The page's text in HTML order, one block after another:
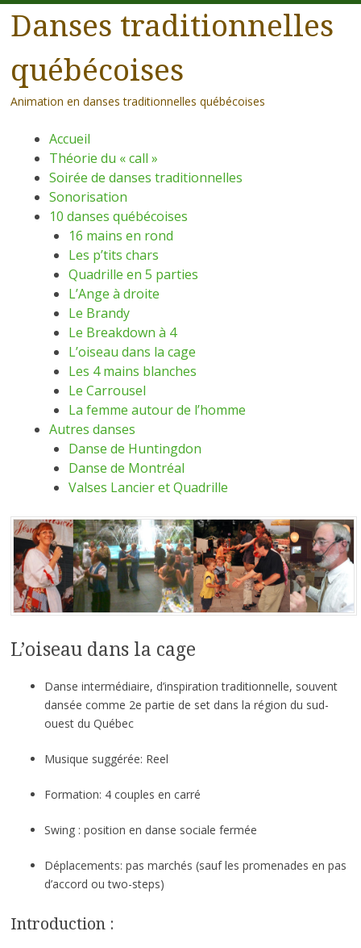
Danses traditionnelles
québécoises
Animation en danses traditionnelles québécoises
Menu
Aller
contenu
principal
Accueil
Théorie du « call »
Soirée de danses traditionnelles
Sonorisation
10 danses québécoises
16 mains en rond
Les p’tits chars
Quadrille en 5 parties
L’Ange à droite
Le Brandy
Le Breakdown à 4
L’oiseau dans la cage
Les 4 mains blanches
Le Carrousel
La femme autour de l’homme
Autres danses
Danse de Huntingdon
Danse de Montréal
Valses Lancier et Quadrille
L’oiseau dans la cage
Danse intermédiaire, d’inspiration traditionnelle, souvent
dansée comme 2e partie de set dans la région du sud-
ouest du Québec
Musique suggérée: Reel
Formation: 4 couples en carré
Swing : position en danse sociale fermée
Déplacements: pas marchés (sauf les promenades en pas
d’accord ou two-steps)
Introduction :